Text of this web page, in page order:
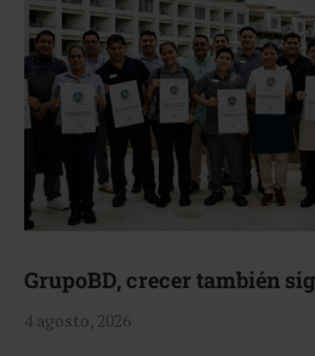
GrupoBD, crecer también
4 agosto, 2026